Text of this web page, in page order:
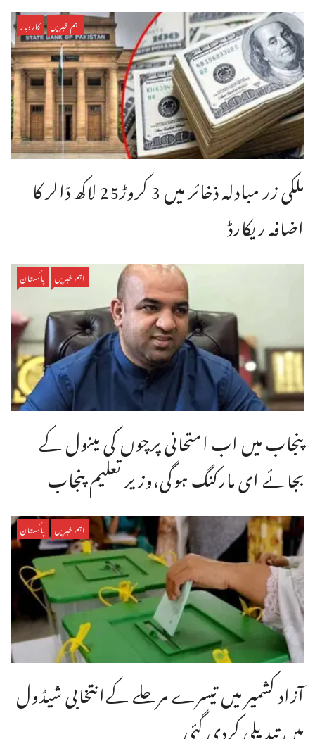
اہم خبریں کاروبار
ملکی زر مبادلہ ذخائر میں 3 کروڑ25 لاکھ ڈالر کا
اضافہ ریکارڈ
اہم خبریں پاکستان
پنجاب میں اب امتحانی پرچوں کی مینول کے
بجائے ای مارکنگ ہوگی،وزیر تعلیم پنجاب
اہم خبریں پاکستان
آزاد کشمیر میں تیسرے مرحلے کےانتخابی شیڈول
میں تبدیلی کردی گئی